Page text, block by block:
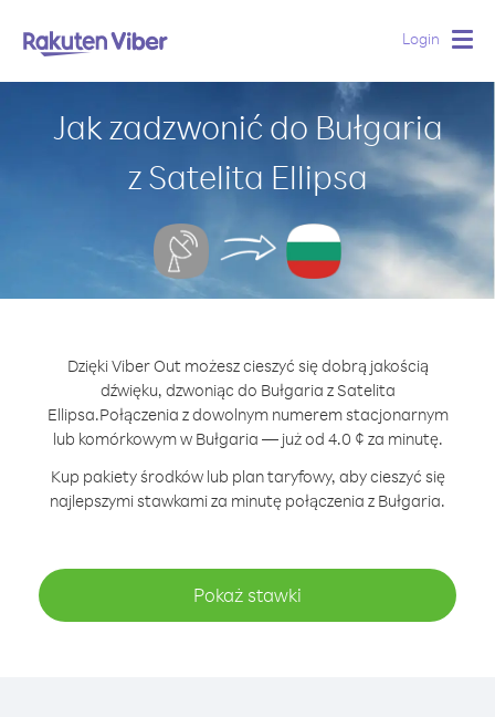
Login
Jak zadzwonić do Bułgaria
z Satelita Ellipsa
Dzięki Viber Out możesz cieszyć się dobrą jakością
dźwięku, dzwoniąc do Bułgaria z Satelita
Ellipsa.Połączenia z dowolnym numerem stacjonarnym
lub komórkowym w Bułgaria — już od 4.0 ¢ za minutę.
Kup pakiety środków lub plan taryfowy, aby cieszyć się
najlepszymi stawkami za minutę połączenia z Bułgaria.
Pokaż stawki